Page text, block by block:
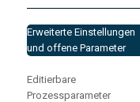
Erweiterte Einstellungen
und offene Parameter
Editierbare
Prozessparameter